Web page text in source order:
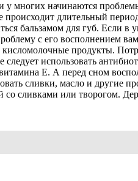
у многих начинаются
происходит длительный
бальзамом для губ. Если в
с его восполнением
продукты.
следует использовать
Е. А перед сном
сливки, масло и другие
сливками или творогом.